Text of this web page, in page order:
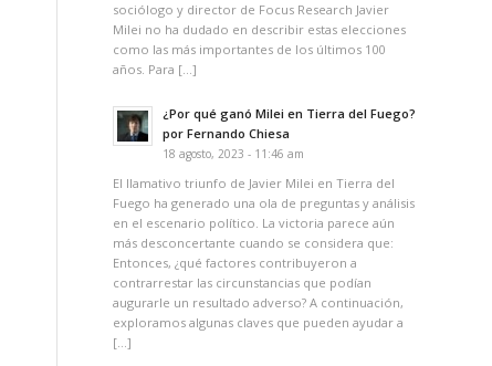
sociólogo y director de Focus Research Javier
Milei no ha dudado en describir estas elecciones
como las más importantes de los últimos 100
años. Para […]
¿Por qué ganó Milei en Tierra del Fuego?
por Fernando Chiesa
18 agosto, 2023 - 11:46 am
El llamativo triunfo de Javier Milei en Tierra del
Fuego ha generado una ola de preguntas y análisis
en el escenario político. La victoria parece aún
más desconcertante cuando se considera que:
Entonces, ¿qué factores contribuyeron a
contrarrestar las circunstancias que podían
augurarle un resultado adverso? A continuación,
exploramos algunas claves que pueden ayudar a
[…]